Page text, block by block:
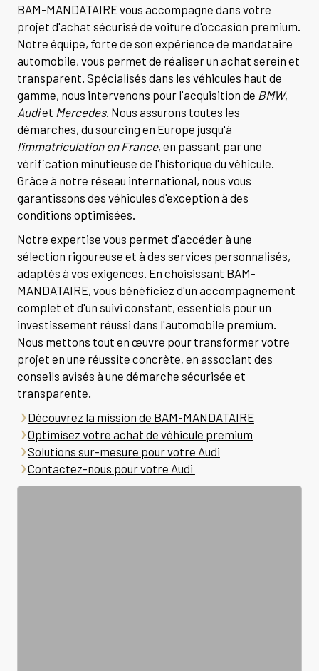
BAM-MANDATAIRE vous accompagne dans votre
projet d'achat sécurisé de voiture d'occasion premium.
Notre équipe, forte de son expérience de mandataire
automobile, vous permet de réaliser un achat serein et
transparent. Spécialisés dans les véhicules haut de
gamme, nous intervenons pour l'acquisition de BMW,
Audiet Mercedes. Nous assurons toutes les
démarches, du sourcing en Europe jusqu'à
l'immatriculation en France, en passant par une
vérification minutieuse de l'historique du véhicule.
Grâce à notre réseau international, nous vous
garantissons des véhicules d'exception à des
conditions optimisées.
Notre expertise vous permet d'accéder à une
sélection rigoureuse et à des services personnalisés,
adaptés à vos exigences. En choisissant BAM-
MANDATAIRE, vous bénéficiez d'un accompagnement
complet et d'un suivi constant, essentiels pour un
investissement réussi dans l'automobile premium.
Nous mettons tout en œuvre pour transformer votre
projet en une réussite concrète, en associant des
conseils avisés à une démarche sécurisée et
transparente.
Découvrez la mission de BAM-MANDATAIRE
Optimisez votre achat de véhicule premium
Solutions sur-mesure pour votre Audi
Contactez-nous pour votre Audi